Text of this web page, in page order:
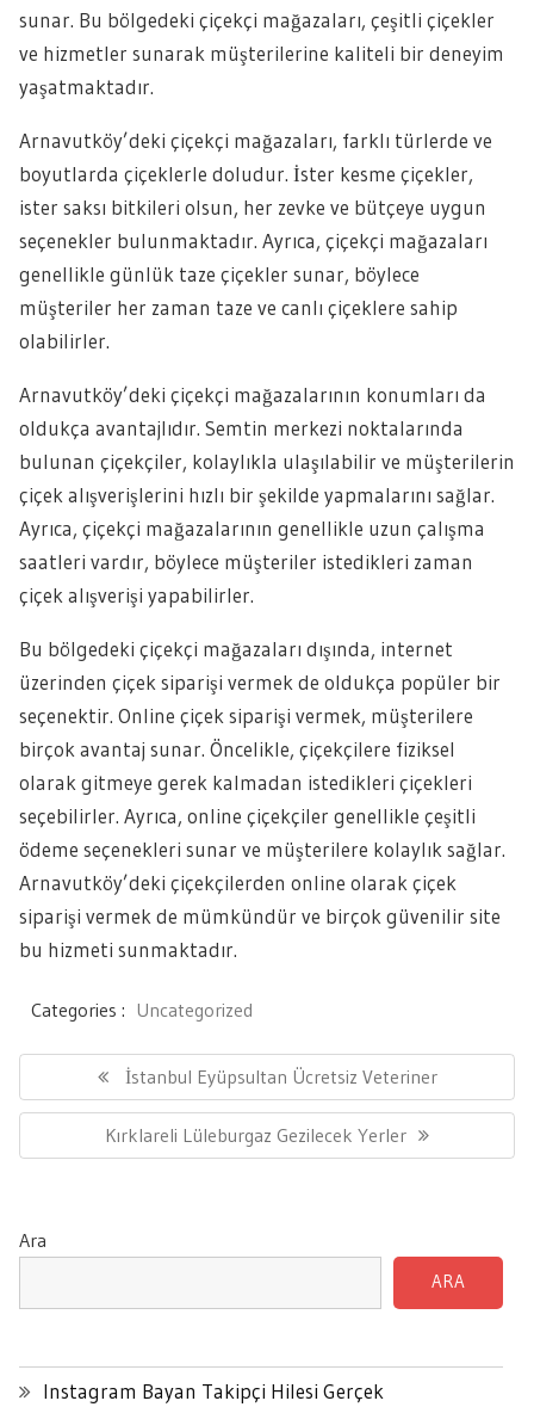
sunar. Bu bölgedeki çiçekçi mağazaları, çeşitli çiçekler
ve hizmetler sunarak müşterilerine kaliteli bir deneyim
yaşatmaktadır.
Arnavutköy’deki çiçekçi mağazaları, farklı türlerde ve
boyutlarda çiçeklerle doludur. İster kesme çiçekler,
ister saksı bitkileri olsun, her zevke ve bütçeye uygun
seçenekler bulunmaktadır. Ayrıca, çiçekçi mağazaları
genellikle günlük taze çiçekler sunar, böylece
müşteriler her zaman taze ve canlı çiçeklere sahip
olabilirler.
Arnavutköy’deki çiçekçi mağazalarının konumları da
oldukça avantajlıdır. Semtin merkezi noktalarında
bulunan çiçekçiler, kolaylıkla ulaşılabilir ve müşterilerin
çiçek alışverişlerini hızlı bir şekilde yapmalarını sağlar.
Ayrıca, çiçekçi mağazalarının genellikle uzun çalışma
saatleri vardır, böylece müşteriler istedikleri zaman
çiçek alışverişi yapabilirler.
Bu bölgedeki çiçekçi mağazaları dışında, internet
üzerinden çiçek siparişi vermek de oldukça popüler bir
seçenektir. Online çiçek siparişi vermek, müşterilere
birçok avantaj sunar. Öncelikle, çiçekçilere fiziksel
olarak gitmeye gerek kalmadan istedikleri çiçekleri
seçebilirler. Ayrıca, online çiçekçiler genellikle çeşitli
ödeme seçenekleri sunar ve müşterilere kolaylık sağlar.
Arnavutköy’deki çiçekçilerden online olarak çiçek
siparişi vermek de mümkündür ve birçok güvenilir site
bu hizmeti sunmaktadır.
Categories : Uncategorized
gezinmesi
Previous
Post:
İstanbul Eyüpsultan Ücretsiz Veteriner
Next
Post:
Kırklareli Lüleburgaz Gezilecek Yerler
Ara
ARA
Instagram Bayan Takipçi Hilesi Gerçek